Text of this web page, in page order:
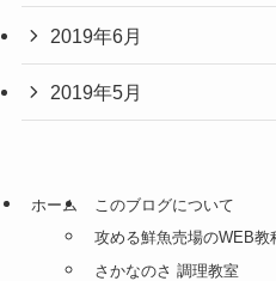
2019年6月
2019年5月
ホーム
このブログについて
攻める鮮魚売場のWEB教
さかなのさ 調理教室